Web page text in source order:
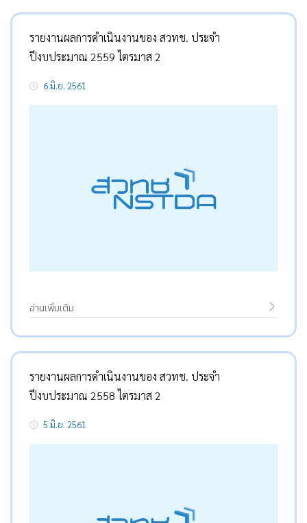
รายงานผลการดำเนินงานของ สวทช. ประจำ
ปีงบประมาณ 2559 ไตรมาส 2
6 มิ.ย. 2561
อ่านเพิ่มเติม
รายงานผลการดำเนินงานของ สวทช. ประจำ
ปีงบประมาณ 2558 ไตรมาส 2
5 มิ.ย. 2561